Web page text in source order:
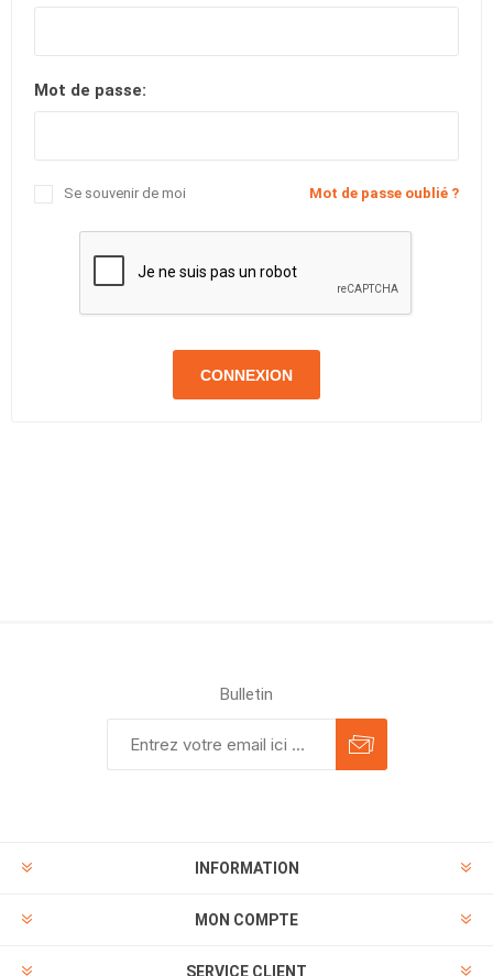
Mot de passe:
Mot de passe oublié ?
Se souvenir de moi
CONNEXION
Bulletin
INFORMATION
MON COMPTE
SERVICE CLIENT